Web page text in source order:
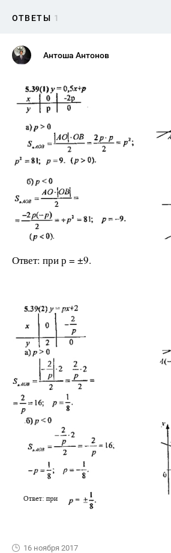
ОТВЕТЫ 1
Антоша Антонов
Ответ: при р = ±9.
16 ноября 2017